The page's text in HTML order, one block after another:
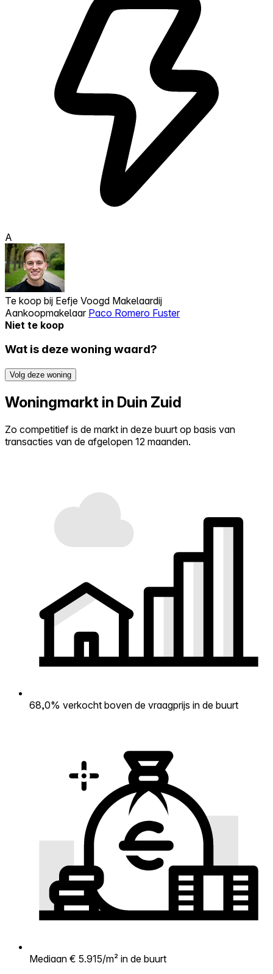
A
Te koop bij Eefje Voogd Makelaardij
Aankoopmakelaar Paco Romero Fuster
Niet te koop
Wat is deze woning waard?
Volg deze woning
Woningmarkt in Duin Zuid
Zo competitief is de markt in deze buurt op basis van
transacties van de afgelopen 12 maanden.
68,0% verkocht boven de vraagprijs in de buurt
Mediaan € 5.915/m² in de buurt